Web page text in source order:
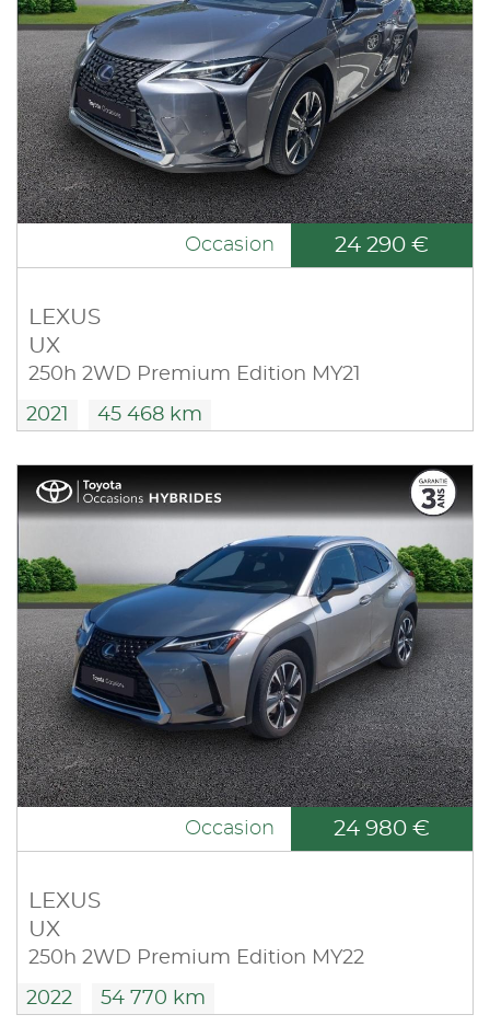
Occasion 24 290 €
LEXUS
UX
250h 2WD Premium Edition MY21
2021 45 468 km
Occasion 24 980 €
LEXUS
UX
250h 2WD Premium Edition MY22
2022 54 770 km